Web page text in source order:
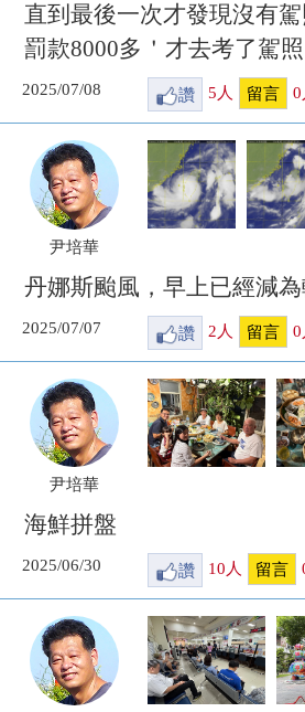
直到最後一次才發現沒有駕
罰款8000多＇才去考了駕照
2025/07/08 讚 5 人 留言 0
尹培華
丹娜斯颱風，早上已經減
2025/07/07 讚 2 人 留言 0
尹培華
海鮮拼盤
2025/06/30 讚 10人 留言